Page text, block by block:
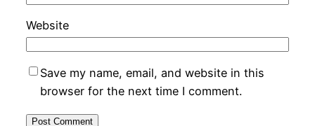
Website
Save my name, email, and website in this
browser for the next time I comment.